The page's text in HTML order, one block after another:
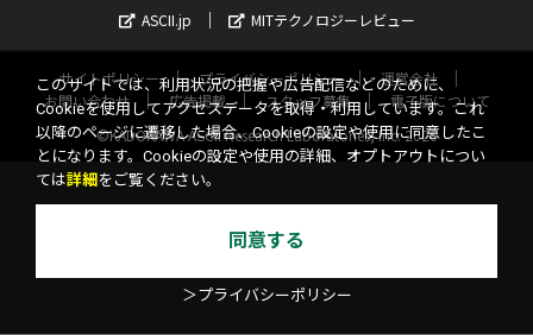
ASCII.jp
MITテクノロジーレビュー
サイトポリシー プライバシーポリシー
運営会社
お問い合わせ
広告掲載 スタッフ募集
電子版について
©KADOKAWA ASCII Research Laboratories, Inc. 2026
このサイトでは、利用状況の把握や広告配信などのために、
Cookieを使用してアクセスデータを取得・利用しています。これ
以降のページに遷移した場合、Cookieの設定や使用に同意したこ
とになります。Cookieの設定や使用の詳細、オプトアウトについ
ては詳細 をご覧ください。
同意する
＞プライバシーポリシー